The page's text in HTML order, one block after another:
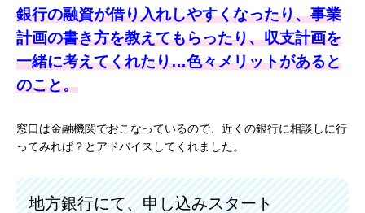
銀行の融資が借り入れしやすくなったり、事業
計画の書き方を教えてもらったり、収支計画を
一緒に考えてくれたり…色々メリットがあると
のこと。
窓口は金融機関でおこなっているので、近くの銀行に相談しに行
ってみれば？とアドバイスしてくれました。
地方銀行にて、申し込みスタート